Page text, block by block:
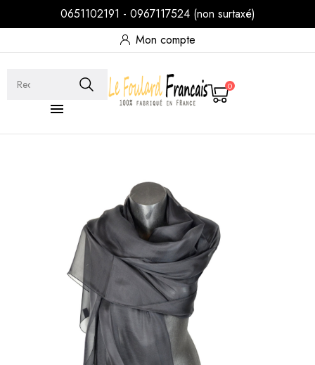
0651102191 - 0967117524 (non surtaxé)
Mon compte

0